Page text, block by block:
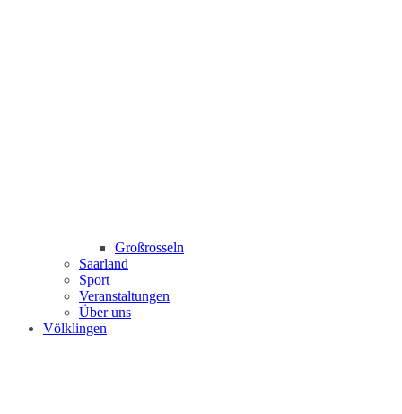
Großrosseln
Saarland
Sport
Veranstaltungen
Über uns
Völklingen